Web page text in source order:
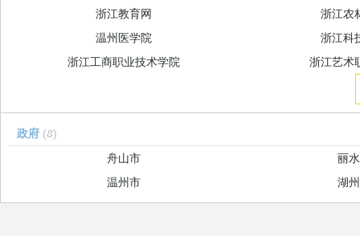
浙江教育网
浙江农
温州医学院
浙江科
浙江工商职业技术学院
浙江艺术
政府 (8)
舟山市
丽
温州市
湖